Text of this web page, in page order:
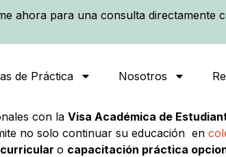
ahora para una consulta directamente
de Práctica Nosotros
con la Visa Académica de
no solo continuar su educación en
o capacitación práctica